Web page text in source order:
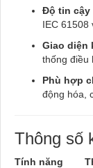
Độ tin cậy
IEC 61508
Giao diện
thống điều
Phù hợp
động hóa,
Thông số
Tính năng